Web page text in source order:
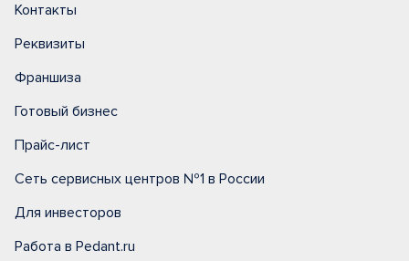
Контакты
Реквизиты
Франшиза
Готовый бизнес
Прайс-лист
Сеть сервисных центров №1 в России
Для инвесторов
Работа в Pedant.ru